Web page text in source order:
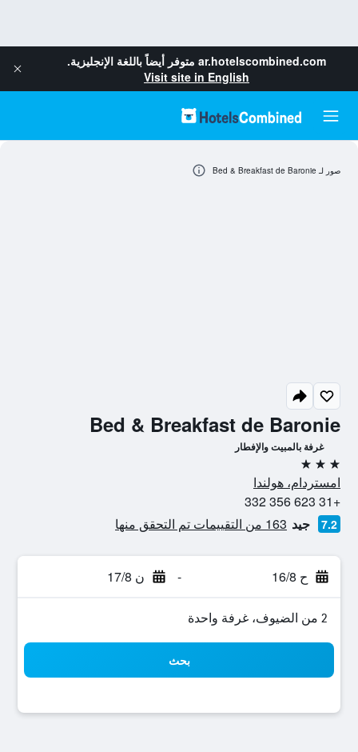
ar.hotelscombined.com متوفر أيضاً باللغة الإنجليزية.
Visit site in English
Bed & Breakfast de Baronie
غرفة بالمبيت والإفطار
3 نجوم
امستردام، هولندا
+31 623 356 332
7.2 جيد 163 من التقييمات تم التحقق منها
ح 16/8 - ن 17/8
2 من الضيوف، غرفة واحدة
بحث
صور لـ Bed & Breakfast de Baronie